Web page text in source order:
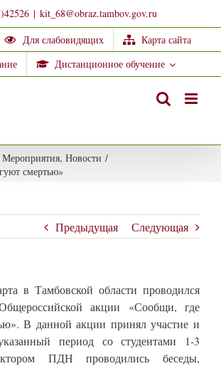
| kit_68@obraz.tambov.gov.ru
Для слабовидящих
Карта сайта
Дистанционное обучение
Мероприятия, Новости /
смертью»
Предыдущая Следующая
в Тамбовской области проводился
акции «Сообщи, где
В данной акции принял участие и
период со студентами 1-3
ПДН проводились беседы,